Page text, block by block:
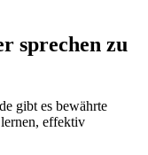
sprechen zu
gibt es bewährte
lernen, effektiv